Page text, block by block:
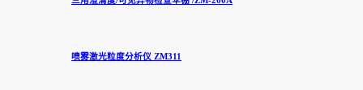
喷雾激光粒度分析仪 ZM311